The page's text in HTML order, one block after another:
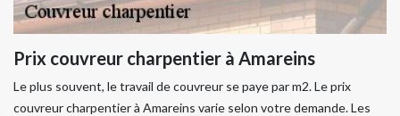
Prix couvreur charpentier à Amareins
Le plus souvent, le travail de couvreur se paye par m2. Le prix
couvreur charpentier à Amareins varie selon votre demande. Les